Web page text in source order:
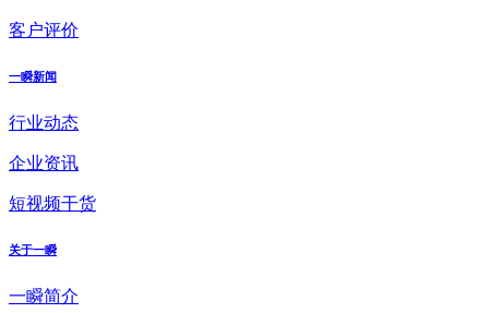
客户评价
一瞬新闻
行业动态
企业资讯
短视频干货
关于一瞬
一瞬简介